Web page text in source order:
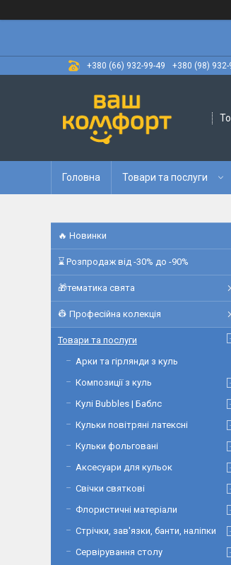
+380 (66) 932-99-49 +380 (98) 932-
Головна Товари та послуги
🔥 Новинки
⌛ Розпродаж від -30% до -90%
🎁тематика свята
👷 Професійна колекція
Товари та послуги
Арки та гірлянди з куль
Композиції з куль
Кулі Bubbles | Баблс
Кульки повітряні латексні
Кульки фольговані
Аксесуари для кульок
Свічки святкові
Флористичні матеріали
Стрічки, зав'язки, банти, наліпки
Сервірування столу